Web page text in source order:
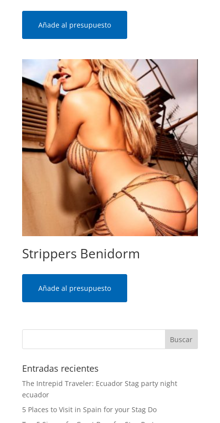
Añade al presupuesto
Strippers Benidorm
Añade al presupuesto
Entradas recientes
The Intrepid Traveler: Ecuador Stag party night
ecuador
5 Places to Visit in Spain for your Stag Do